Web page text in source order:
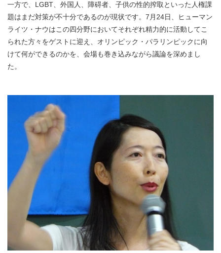
一方で、LGBT、外国人、障碍者、子供の性的搾取といった人権課
題はまだ対策が不十分であるのが現状です。7月24日、ヒューマン
ライツ・ナウはこの四分野においてそれぞれ精力的に活動してこ
られた方々をゲストに迎え、オリンピック・パラリンピックに向
けて何ができるのかを、会場も巻き込みながら議論を深めまし
た。